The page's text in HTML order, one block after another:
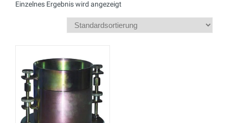
Einzelnes Ergebnis wird angezeigt